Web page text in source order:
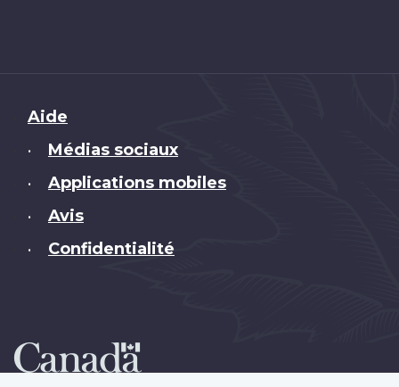
Brand
Aide
• Médias sociaux
• Applications mobiles
• Avis
• Confidentialité